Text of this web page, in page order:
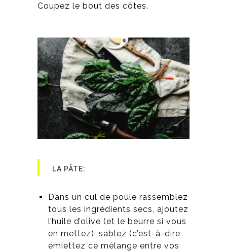
Coupez le bout des côtes.
LA PÂTE:
Dans un cul de poule rassemblez
tous les ingrédients secs, ajoutez
l’huile d’olive (et le beurre si vous
en mettez), sablez (c’est-à-dire
émiettez ce mélange entre vos